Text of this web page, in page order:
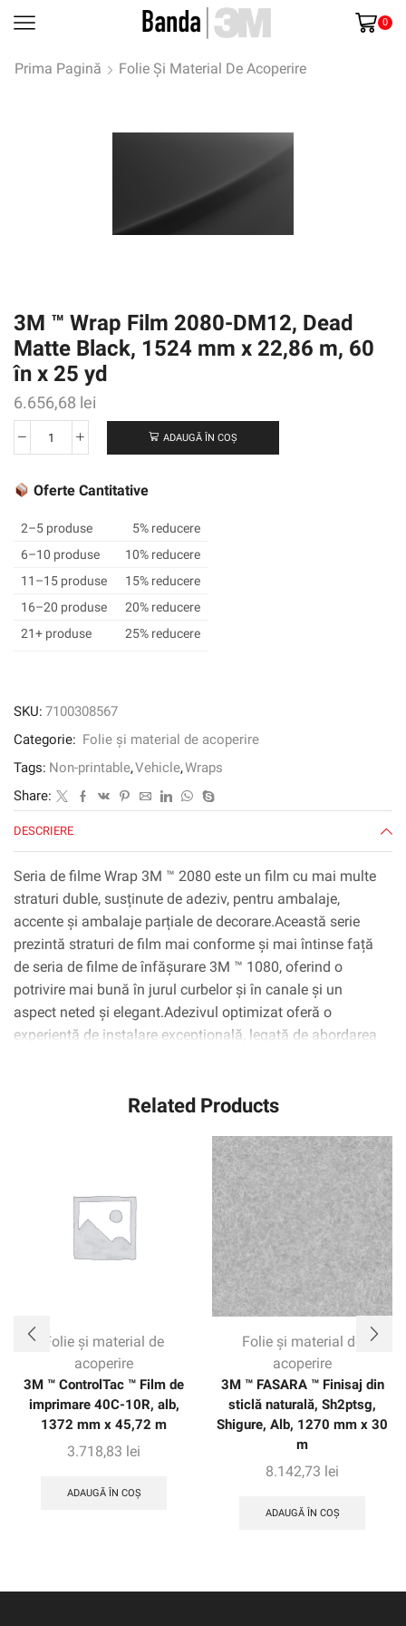
0
Prima Pagină Folie Și Material De Acoperire
3M ™ Wrap Film 2080-DM12, Dead
Matte Black, 1524 mm x 22,86 m, 60
în x 25 yd
6.656,68 lei
Cantitate
™
Film
2080-
DM12,
Dead
Matte
Black,
22,86
60
în
25
yd
ADAUGĂ ÎN COȘ
Oferte Cantitative
2–5 produse
5% reducere
6–10 produse
10% reducere
11–15 produse
15% reducere
16–20 produse
20% reducere
21+ produse
25% reducere
SKU: 7100308567
Categorie: Folie și material de acoperire
Tags: Non-printable,Vehicle,Wraps
Share:
DESCRIERE
Seria de filme Wrap 3M ™ 2080 este un film cu mai multe
straturi duble, susținute de adeziv, pentru ambalaje,
accente și ambalaje parțiale de decorare.Această serie
prezintă straturi de film mai conforme și mai întinse față
de seria de filme de înfășurare 3M ™ 1080, oferind o
potrivire mai bună în jurul curbelor și în canale și un
aspect neted și elegant.Adezivul optimizat oferă o
experiență de instalare excepțională, legată de abordarea
inițiale pentru o repoziționare ușoară, iar 3M ™ Comply ™
de lansare a aerului, care fac foarte ușor de netezită,
bule.flip și mai mult.Cu lățimi de rulare de până la 1524
mm, instalatorii pot aplica pe film pe aproape orice
secțiune a vehiculului fără cusături.Garanția oferă
clienților încredere cu până la opt ani de protecție pe
aplicații verticale.
Related Products
Folie și material de
acoperire
3M ™ ControlTac ™ Film de
imprimare 40C-10R, alb,
1372 mm x 45,72 m
3.718,83 lei
ADAUGĂ ÎN COȘ
Folie și material de
acoperire
3M ™ FASARA ™ Finisaj din
sticlă naturală, Sh2ptsg,
Shigure, Alb, 1270 mm x 30
m
8.142,73 lei
ADAUGĂ ÎN COȘ